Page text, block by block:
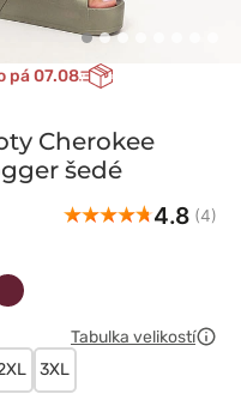
pá 07.08
Cherokee
šedé
4.8 (4)
Wiśniowy
Tabulka velikostí
3XL